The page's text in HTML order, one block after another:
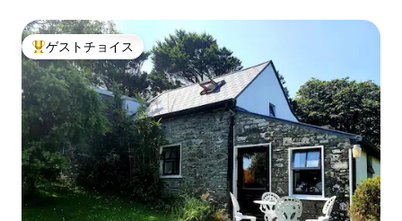
大好評のゲストチョイスです。
ゲストチョイス